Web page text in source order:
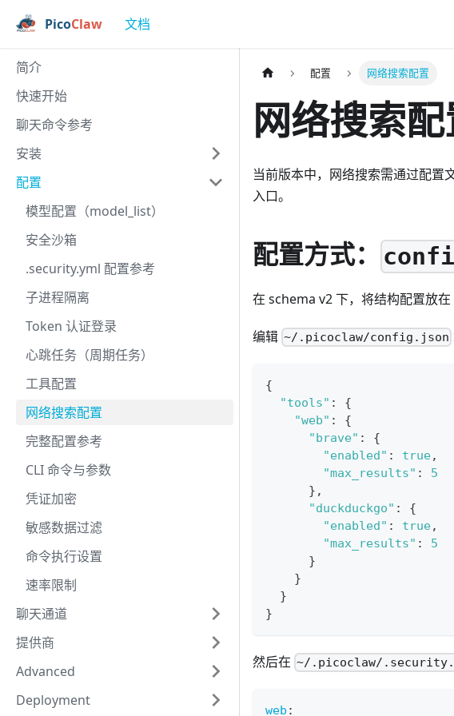
PicoClaw 文档
简介
快速开始
聊天命令参考
安装
配置
模型配置（model_list）
安全沙箱
.security.yml 配置参考
子进程隔离
Token 认证登录
心跳任务（周期任务）
工具配置
网络搜索配置
完整配置参考
CLI 命令与参数
凭证加密
敏感数据过滤
命令执行设置
速率限制
聊天通道
提供商
Advanced
Deployment
配置 网络搜索配置
网络搜索
当前版本中，网络搜索需通过配置
入口。
配置方式：
在 schema v2 下，将结构配置放在
编辑 ~/.picoclaw/config.json
{
"tools" :
{
"web" :
{
"brave" :
{
"enabled" : true,
"max_results" :
5
} ,
"duckduckgo" :
{
"enabled" : true,
"max_results" :
5
}
}
}
}
然后在 ~/.picoclaw/
web :